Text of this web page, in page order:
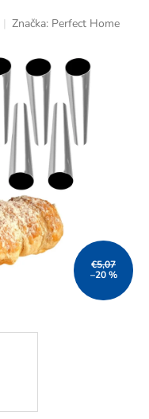
Značka: Perfect Home
€5,07
–20 %